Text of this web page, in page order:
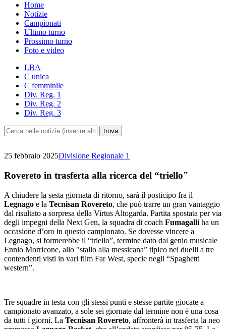
Home
Notizie
Campionati
Ultimo turno
Prossimo turno
Foto e video
LBA
C unica
C femminile
Div. Reg. 1
Div. Reg. 2
Div. Reg. 3
25 febbraio 2025Divisione Regionale 1
Rovereto in trasferta alla ricerca del “triello"
A chiudere la sesta giornata di ritorno, sarà il posticipo fra il
Legnago e la Tecnisan Rovereto, che può trarre un gran vantaggio
dal risultato a sorpresa della Virtus Altogarda. Partita spostata per via
degli impegni della Next Gen, la squadra di coach Fumagalli ha un
occasione d’oro in questo campionato. Se dovesse vincere a
Legnago, si formerebbe il “triello”, termine dato dal genio musicale
Ennio Morricone, allo "stallo alla messicana” tipico nei duelli a tre
contendenti visti in vari film Far West, specie negli “Spaghetti
western”.
Tre squadre in testa con gli stessi punti e stesse partite giocate a
campionato avanzato, a sole sei giornate dal termine non è una cosa
da tutti i giorni. La Tecnisan Rovereto, affronterà in trasferta la neo